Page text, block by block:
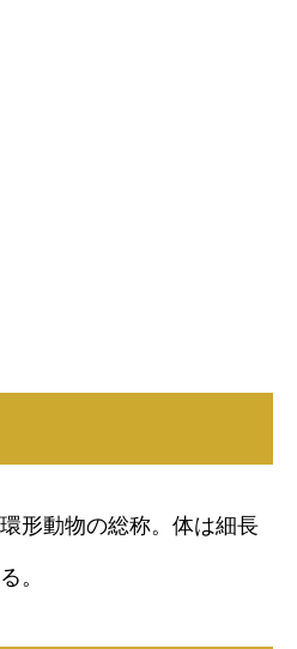
形動物の総称。体は細長
。